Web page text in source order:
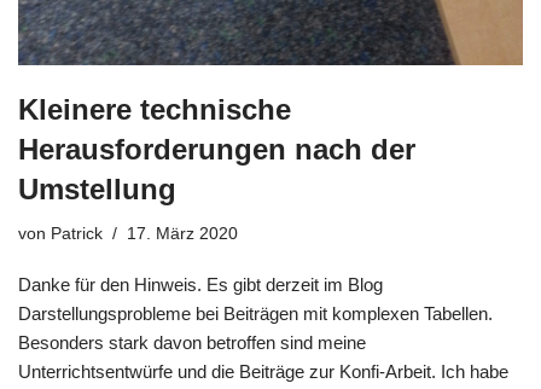
Kleinere technische
Herausforderungen nach der
Umstellung
von Patrick 17. März 2020
Danke für den Hinweis. Es gibt derzeit im Blog
Darstellungsprobleme bei Beiträgen mit komplexen Tabellen.
Besonders stark davon betroffen sind meine
Unterrichtsentwürfe und die Beiträge zur Konfi-Arbeit. Ich habe